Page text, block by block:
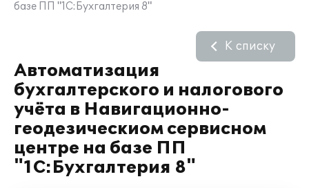
базе ПП "1С:Бухгалтерия 8"
Автоматизация
бухгалтерского и налогового
учёта в Навигационно-
геодезическиом сервисном
центре на базе ПП
"1С:Бухгалтерия 8"
К списку